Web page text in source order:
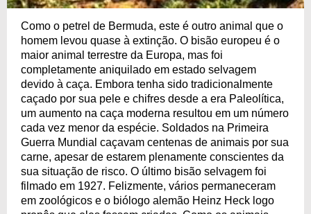
Como o petrel de Bermuda, este é outro animal que o
homem levou quase à extinção. O bisão europeu é o
maior animal terrestre da Europa, mas foi
completamente aniquilado em estado selvagem
devido à caça. Embora tenha sido tradicionalmente
caçado por sua pele e chifres desde a era Paleolítica,
um aumento na caça moderna resultou em um número
cada vez menor da espécie. Soldados na Primeira
Guerra Mundial caçavam centenas de animais por sua
carne, apesar de estarem plenamente conscientes da
sua situação de risco. O último bisão selvagem foi
filmado em 1927. Felizmente, vários permaneceram
em zoológicos e o biólogo alemão Heinz Heck logo